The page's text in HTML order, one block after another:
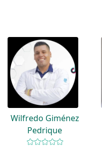
Wilfredo Giménez
Pedrique